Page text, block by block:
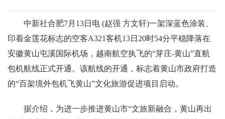
中新社合肥7月13日电 (赵强 方文轩)一架深蓝色涂装、
印着金莲花标志的空客A321客机13日20时54分平稳降落在
安徽黄山屯溪国际机场，越南航空执飞的“芽庄-黄山”直航
包机航线正式开通。该航线的开通，标志着黄山市政府打造
的“百架境外包机飞黄山”文化旅游促进项目启动。
据介绍，为进一步推进黄山市“文旅新融合，黄山再出